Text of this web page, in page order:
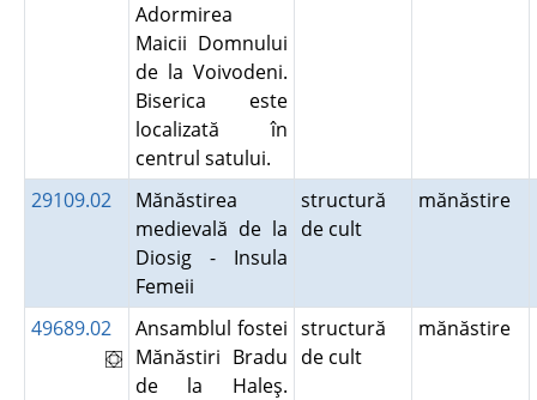
Adormirea
Maicii Domnului
de la Voivodeni.
Biserica este
localizată în
centrul satului.
29109.02
Mănăstirea
medievală de la
Diosig - Insula
Femeii
structură
de cult
mănăstire
49689.02
Ansamblul fostei
Mănăstiri Bradu
de la Haleş.
structură
de cult
mănăstire